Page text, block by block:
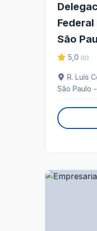
São
5,0 (0)
R. Luís
São Paulo